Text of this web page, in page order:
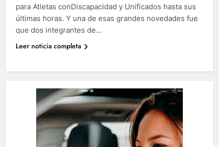
para Atletas conDiscapacidad y Unificados hasta sus
últimas horas. Y una de esas grandes novedades fue
que dos integrantes de…
Leer noticia completa